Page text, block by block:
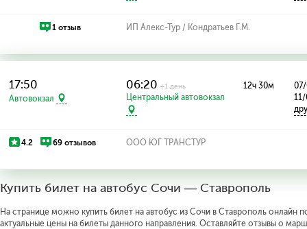
1 отзыв ИП Алекс-Тур / Кондратьев Г.М.
17:50
Автовокзал
06:20+1 день
Центральный автовокзал
12ч 30м
4.2 69 отзывов ООО ЮГ ТРАНСТУР
Купить билет на автобус Сочи — Ставрополь
На странице можно купить билет на автобус из Сочи в Ставрополь онлайн
актуальные цены на билеты данного направления. Оставляйте отзывы о